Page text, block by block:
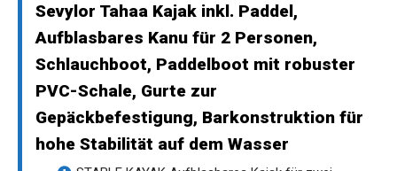
Sevylor Tahaa Kajak inkl. Paddel,
Aufblasbares Kanu für 2 Personen,
Schlauchboot, Paddelboot mit robuster
PVC-Schale, Gurte zur
Gepäckbefestigung, Barkonstruktion für
hohe Stabilität auf dem Wasser